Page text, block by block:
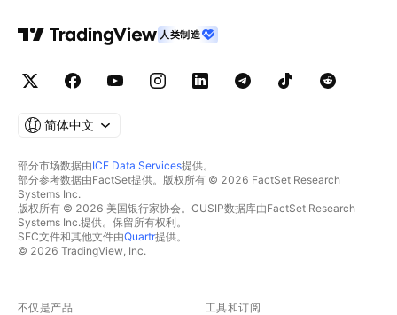
人类制造
简体中文
部分市场数据由ICE Data Services提供。
部分参考数据由FactSet提供。版权所有 © 2026 FactSet Research
Systems Inc.
版权所有 © 2026 美国银行家协会。CUSIP数据库由FactSet Research
Systems Inc.提供。保留所有权利。
SEC文件和其他文件由Quartr提供。
© 2026 TradingView, Inc.
不仅是产品 工具和订阅